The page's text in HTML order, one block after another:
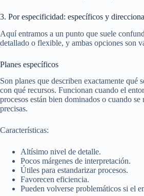
3. Por especificidad: específicos y
Aquí entramos a un punto que suele
detallado o flexible, y ambas opciones son
Planes específicos
Son planes que describen exactamente qué
con qué recursos. Funcionan cuando el
procesos están bien dominados o cuando se
precisas.
Características:
Altísimo nivel de detalle.
Pocos márgenes de interpretación.
Útiles para estandarizar procesos.
Favorecen eficiencia.
Pueden volverse problemáticos si el